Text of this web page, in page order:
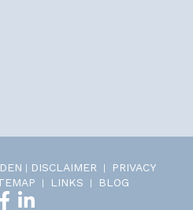
DISCLAIMER
PRIVACY
LINKS BLOG